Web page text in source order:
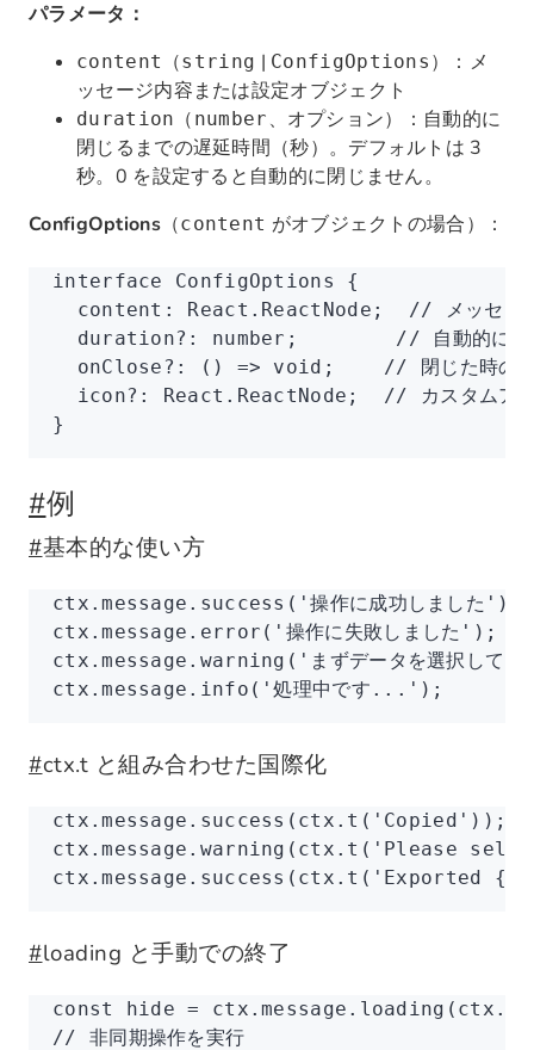
パラメータ：
content （string | ConfigOptions ）：メ
ッセージ内容または設定オブジェクト
duration （ number 、オプション）：自動的に
閉じるまでの遅延時間（秒）。デフォルトは 3
秒。0 を設定すると自動的に閉じません。
ConfigOptions（content がオブジェクトの場合）：
interface ConfigOptions
{
  content
: React . ReactNode ; // メッセー
  duration
?: number ; // 自動的に閉
  onClose
?: () => void ; // 閉じた時の
  icon
?: React . ReactNode ; // カスタムア
}
#例
#基本的な使い方
ctx .message .success ( '操作に成功しました' );
ctx .message .error ( '操作に失敗しました' );
ctx .message .warning ( 'まずデータを選択して
ctx .message .info ( '処理中です...' );
#ctx.t と組み合わせた国際化
ctx .message .success ( ctx .t ( 'Copied' ));
ctx .message .warning ( ctx .t ( 'Please
ctx .message .success ( ctx .t ( 'Exported
#loading と手動での終了
const hide = ctx .message .loading ( ctx .t
// 非同期操作を実行